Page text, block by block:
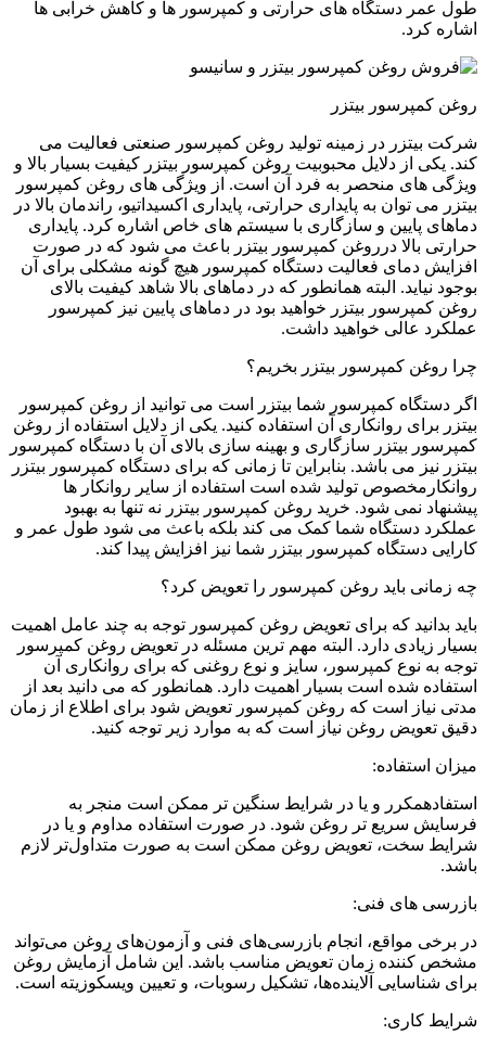
طول عمر دستگاه های حرارتی و کمپرسور ها و کاهش خرابی ها
اشاره کرد.
روغن کمپرسور بیتزر
شرکت بیتزر در زمینه تولید روغن کمپرسور صنعتی فعالیت می
کند. یکی از دلایل محبوبیت روغن کمپرسور بیتزر کیفیت بسیار بالا و
ویژگی های منحصر به فرد آن است. از ویژگی های روغن کمپرسور
بیتزر می توان به پایداری حرارتی، پایداری اکسیداتیو، راندمان بالا در
دماهای پایین و سازگاری با سیستم های خاص اشاره کرد. پایداری
حرارتی بالا درروغن کمپرسور بیتزر باعث می شود که در صورت
افزایش دمای فعالیت دستگاه کمپرسور هیچ گونه مشکلی برای آن
بوجود نیاید. البته همانطور که در دماهای بالا شاهد کیفیت بالای
روغن کمپرسور بیتزر خواهید بود در دماهای پایین نیز کمپرسور
عملکرد عالی خواهید داشت.
چرا روغن کمپرسور بیتزر بخریم؟
اگر دستگاه کمپرسور شما بیتزر است می توانید از روغن کمپرسور
بیتزر برای روانکاری آن استفاده کنید. یکی از دلایل استفاده از روغن
کمپرسور بیتزر سازگاری و بهینه سازی بالای آن با دستگاه کمپرسور
بیتزر نیز می باشد. بنابراین تا زمانی که برای دستگاه کمپرسور بیتزر
روانکارمخصوص تولید شده است استفاده از سایر روانکار ها
پیشنهاد نمی شود. خرید روغن کمپرسور بیتزر نه تنها به بهبود
عملکرد دستگاه شما کمک می کند بلکه باعث می شود طول عمر و
کارایی دستگاه کمپرسور بیتزر شما نیز افزایش پیدا کند.
چه زمانی باید روغن کمپرسور را تعویض کرد؟
باید بدانید که برای تعویض روغن کمپرسور توجه به چند عامل اهمیت
بسیار زیادی دارد. البته مهم ترین مسئله در تعویض روغن کمپرسور
توجه به نوع کمپرسور، سایز و نوع روغنی که برای روانکاری آن
استفاده شده است بسیار اهمیت دارد. همانطور که می دانید بعد از
مدتی نیاز است که روغن کمپرسور تعویض شود برای اطلاع از زمان
دقیق تعویض روغن نیاز است که به موارد زیر توجه کنید.
میزان استفاده:
استفادهمکرر و یا در شرایط سنگین تر ممکن است منجر به
فرسایش سریع تر روغن شود. در صورت استفاده مداوم و یا در
شرایط سخت، تعویض روغن ممکن است به صورت متداول‌تر لازم
باشد.
بازرسی های فنی:
در برخی مواقع، انجام بازرسی‌های فنی و آزمون‌های روغن می‌تواند
مشخص کننده زمان تعویض مناسب باشد. این شامل آزمایش روغن
برای شناسایی آلاینده‌ها، تشکیل رسوبات، و تعیین ویسکوزیته است.
شرایط کاری: